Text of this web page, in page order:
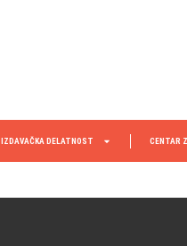
IZDAVAČKA DELATNOST CENTAR